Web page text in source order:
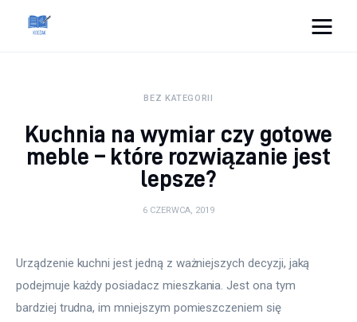
Zdrowie
Więcej
BEZ KATEGORII
Kuchnia na wymiar czy gotowe
meble – które rozwiązanie jest
lepsze?
6 CZERWCA, 2019
Urządzenie kuchni jest jedną z ważniejszych decyzji, jaką
podejmuje każdy posiadacz mieszkania. Jest ona tym
bardziej trudna, im mniejszym pomieszczeniem się